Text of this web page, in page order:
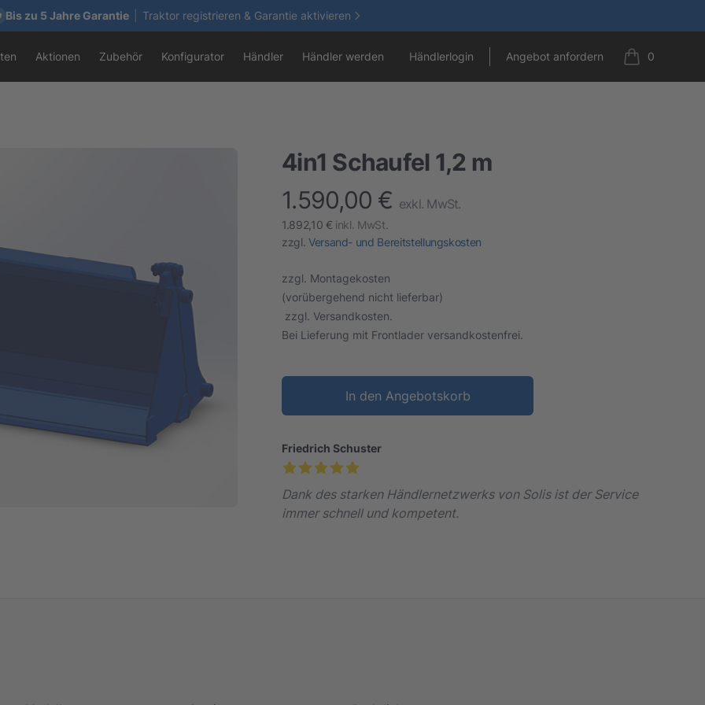
Bis zu 5 Jahre Garantie Traktor registrieren & Garantie aktivieren
Aktionen Zubehör Konfigurator Händler Händler werden Händlerlogin Angebot anfordern 0
items in cart,
4in1 Schaufel 1,2 m
finalProduct information
1.590,00 € exkl. MwSt.
1.892,10 € inkl. MwSt.
zzgl. Versand- und Bereitstellungskosten
zzgl. Montagekosten
(vorübergehend nicht lieferbar)
zzgl. Versandkosten.
Bei Lieferung mit Frontlader versandkostenfrei.
In den Angebotskorb
Friedrich Schuster
Dank des starken Händlernetzwerks von Solis ist der Service
immer schnell und kompetent.